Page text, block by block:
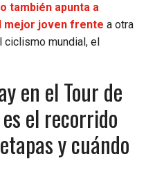
también apunta a
mejor joven frente a otra
mundial, el
en el Tour de
el recorrido
y cuándo